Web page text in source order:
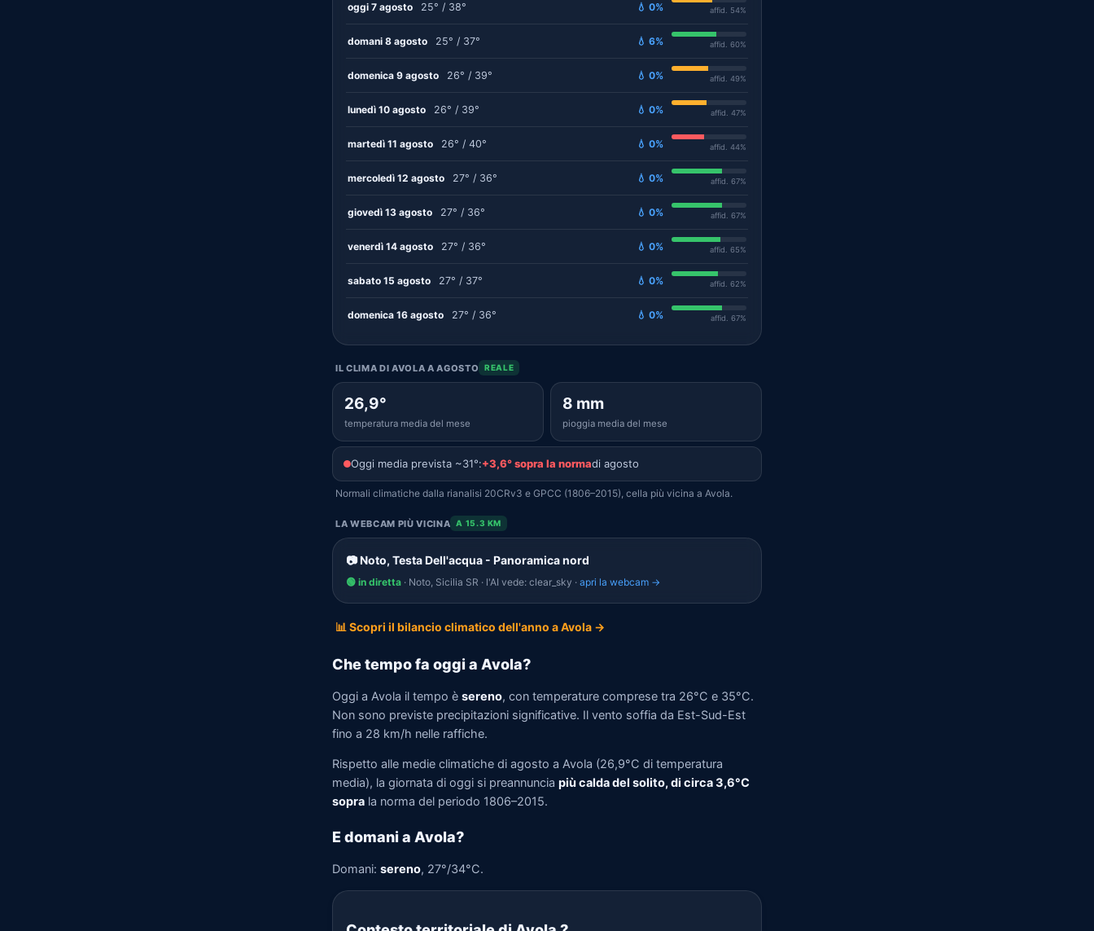
oggi 7 agosto 25° / 38° 💧 0% affid. 54%
domani 8 agosto 25° / 37° 💧 6% affid. 60%
domenica 9 agosto 26° / 39° 💧 0% affid. 49%
lunedì 10 agosto 26° / 39° 💧 0% affid. 47%
martedì 11 agosto 26° / 40° 💧 0% affid. 44%
mercoledì 12 agosto 27° / 36° 💧 0% affid. 67%
giovedì 13 agosto 27° / 36° 💧 0% affid. 67%
venerdì 14 agosto 27° / 36° 💧 0% affid. 65%
sabato 15 agosto 27° / 37° 💧 0% affid. 62%
domenica 16 agosto 27° / 36° 💧 0% affid. 67%
IL CLIMA DI AVOLA A AGOSTO REALE
26,9°
temperatura media del mese
8 mm
pioggia media del mese
Oggi media prevista ~31°:+3,6° sopra la normadi agosto
Normali climatiche dalla rianalisi 20CRv3 e GPCC (1806–2015), cella più vicina a Avola.
LA WEBCAM PIÙ VICINA A 15.3 KM
📷 Noto, Testa Dell'acqua - Panoramica nord
🟢 in diretta · Noto, Sicilia SR · l'AI vede: clear_sky · apri la webcam →
📊 Scopri il bilancio climatico dell'anno a Avola →
Che tempo fa oggi a Avola?
Oggi a Avola il tempo è sereno, con temperature comprese tra 26°C e 35°C.
Non sono previste precipitazioni significative. Il vento soffia da Est-Sud-Est
fino a 28 km/h nelle raffiche.
Rispetto alle medie climatiche di agosto a Avola (26,9°C di temperatura
media), la giornata di oggi si preannuncia più calda del solito, di circa 3,6°C
sopra la norma del periodo 1806–2015.
E domani a Avola?
Domani: sereno, 27°/34°C.